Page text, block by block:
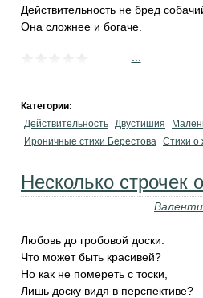
Действительность не бред
Она сложнее и богаче.
Категории:
Действительность Двустишия
Ироничные стихи Берестова Стихи о
Несколько строчек
Любовь до гробовой доски.
Что может быть красивей?
Но как не помереть с тоски,
Лишь доску видя в перспективе?